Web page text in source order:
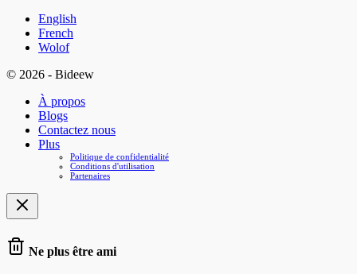
English
French
Wolof
© 2026 - Bideew
À propos
Blogs
Contactez nous
Plus
Politique de confidentialité
Conditions d'utilisation
Partenaires
Ne plus être ami